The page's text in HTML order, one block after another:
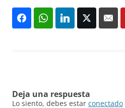
Deja una respuesta
Lo siento, debes estar conectado